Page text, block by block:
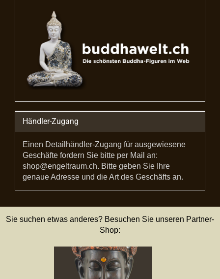
Händler-Zugang
Einen Detailhändler-Zugang für ausgewiesene
Geschäfte fordern Sie bitte per Mail an:
shop@engeltraum.ch. Bitte geben Sie Ihre
genaue Adresse und die Art des Geschäfts an.
Sie suchen etwas anderes? Besuchen Sie unseren Partner-
Shop: